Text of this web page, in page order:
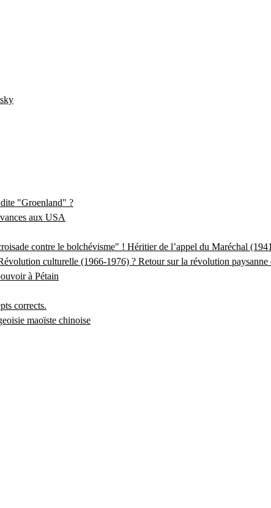
"Groenland" ?
aux USA
contre le bolchévisme" ! Héritier de l’appel du Maréchal
culturelle (1966-1976) ? Retour sur la révolution paysanne
à Pétain
corrects.
maoïste chinoise